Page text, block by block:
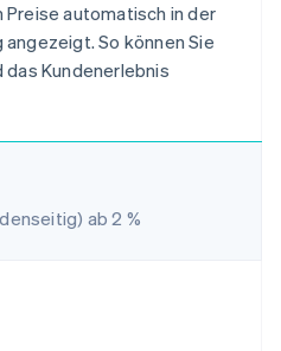
automatisch in der
So können Sie
Kundenerlebnis
ab2 %